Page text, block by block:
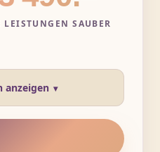
SAUBER
anzeigen